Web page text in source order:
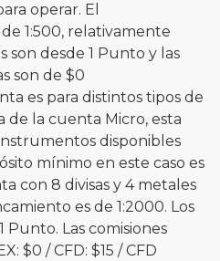
operar. El
1:500, relativamente
son desde 1 Punto y las
son de $0
es para distintos tipos de
de la cuenta Micro, esta
disponibles
mínimo en este caso es
con 8 divisas y 4 metales
es de 1:2000. Los
Punto. Las comisiones
$0 / CFD: $15 / CFD